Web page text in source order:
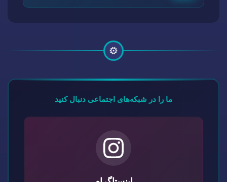
⚙️
ما را در شبکه‌های اجتماعی دنبال کنید